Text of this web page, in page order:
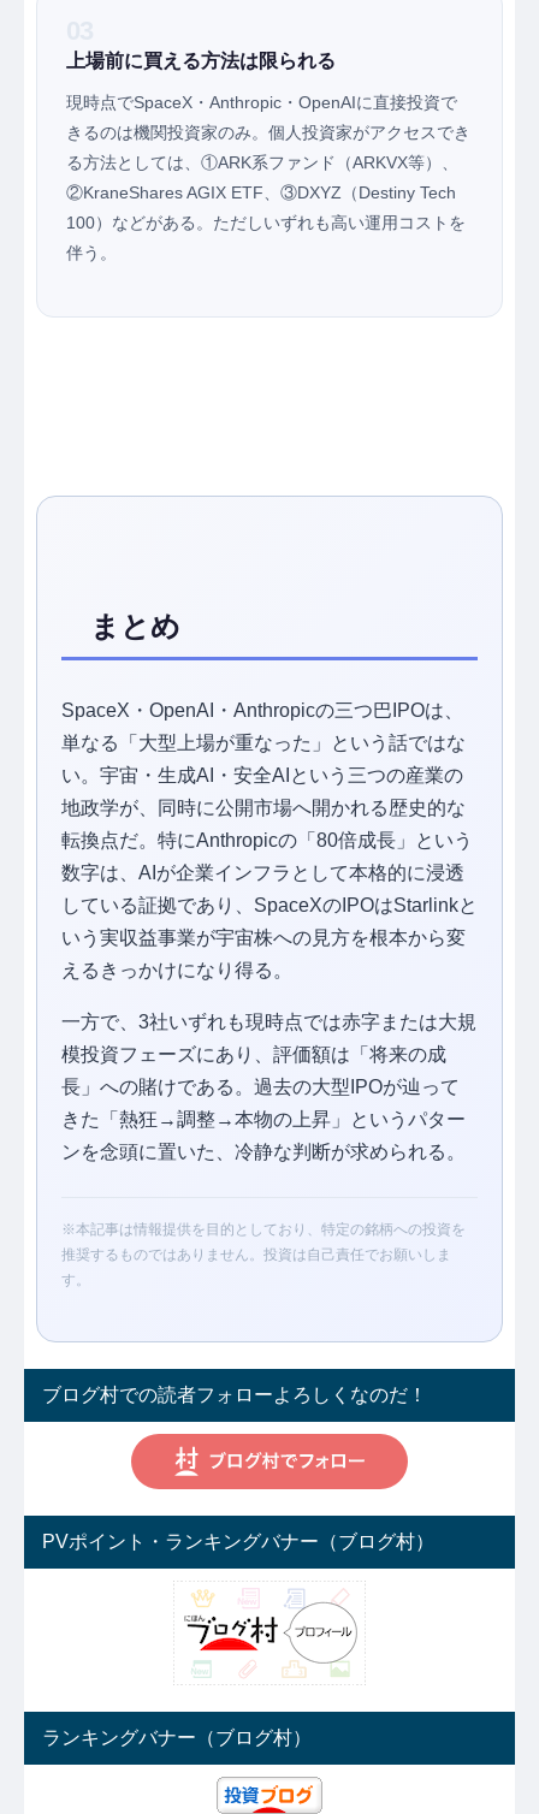
上場前に買える方法は限られる
現時点でSpaceX・Anthropic・OpenAIに直接投資で
きるのは機関投資家のみ。個人投資家がアクセスでき
る方法としては、①ARK系ファンド（ARKVX等）、
②KraneShares AGIX ETF、③DXYZ（Destiny Tech
100）などがある。ただしいずれも高い運用コストを
伴う。
まとめ
SpaceX・OpenAI・Anthropicの三つ巴IPOは、
単なる「大型上場が重なった」という話ではな
い。宇宙・生成AI・安全AIという三つの産業の
地政学が、同時に公開市場へ開かれる歴史的な
転換点だ。特にAnthropicの「80倍成長」という
数字は、AIが企業インフラとして本格的に浸透
している証拠であり、SpaceXのIPOはStarlinkと
いう実収益事業が宇宙株への見方を根本から変
えるきっかけになり得る。
一方で、3社いずれも現時点では赤字または大規
模投資フェーズにあり、評価額は「将来の成
長」への賭けである。過去の大型IPOが辿って
きた「熱狂→調整→本物の上昇」というパター
ンを念頭に置いた、冷静な判断が求められる。
※本記事は情報提供を目的としており、特定の銘柄への投資を
推奨するものではありません。投資は自己責任でお願いしま
す。
ブログ村での読者フォローよろしくなのだ！
PVポイント・ランキングバナー（ブログ村）
ランキングバナー（ブログ村）